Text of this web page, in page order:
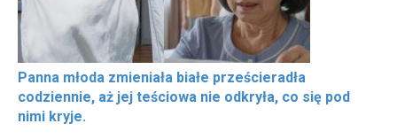
Panna młoda zmieniała białe prześcieradła
codziennie, aż jej teściowa nie odkryła, co się pod
nimi kryje.